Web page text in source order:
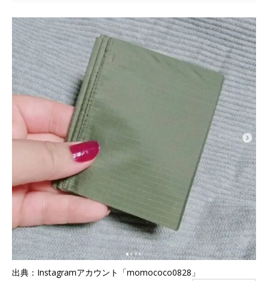
出典：Instagramアカウント「momococo0828」